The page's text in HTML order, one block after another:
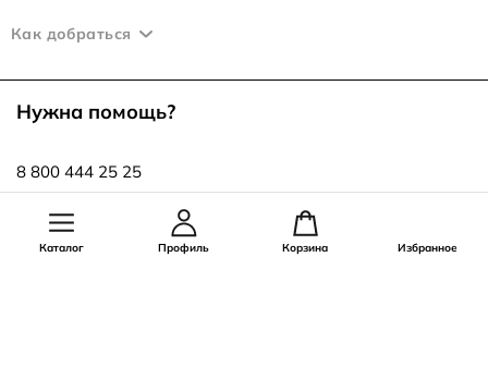
Как добраться
Каталог Профиль Корзина Избранное
Нужна помощь?
8 800 444 25 25
info@ecco.ru